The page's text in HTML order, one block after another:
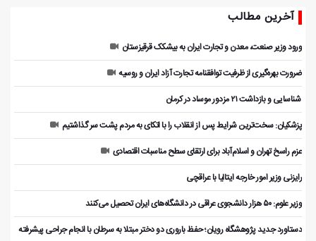
آخرین مطالب
ورود وزیر صنعت، معدن و تجارت ایران به بیشکک قرقیزستان
ضرورت بهره‌گیری از ظرفیت توافقنامه تجارت آزاد ایران و روسیه
️ شناسایی و بازداشت ۲۱ مزدور موساد در کرمان
پزشکیان: سخت‌ترین شرایط پس از انقلاب را با اتکای به مردم پشت سر گذاشتیم
عزم راسخ تهران و اسلام‌آباد برای ارتقای سطح مناسبات اقتصادی
رایزنی وزیر امور خارجه ایتالیا با عراقچی
وزیر علوم: ۵۰ هزار دانشجوی عراقی در دانشگاه‌های ایران تحصیل می‌کنند
دستاورد جدید پژوهشگاه رویان؛ حفظ باروری دو دختر مبتلا به سرطان با انجام جراحی پیشرفته